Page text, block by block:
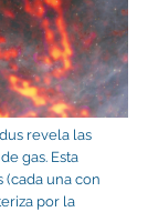
revela las
gas. Esta
(cada una con
por la